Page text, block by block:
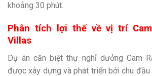
khoảng 30 phút.
Phân tích lợi thế về vị trí
Villas
Dự án căn biệt thự nghỉ dưởng Cam
được xây dựng và phát triển bởi chu